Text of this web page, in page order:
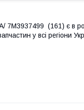
7M3937499 (161) є в
у всі регіони